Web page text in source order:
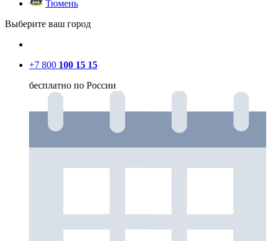
Тюмень
Выберите ваш город
+7 800 100 15 15
бесплатно по России